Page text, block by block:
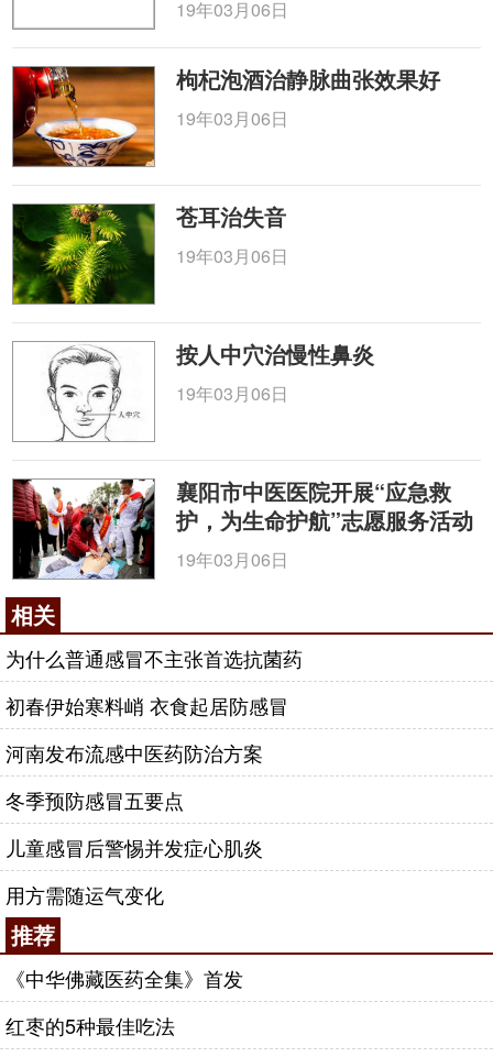
19年03月06日
枸杞泡酒治静脉曲张效果好
19年03月06日
苍耳治失音
19年03月06日
按人中穴治慢性鼻炎
19年03月06日
襄阳市中医医院开展“应急救
护，为生命护航”志愿服务活动
19年03月06日
相关
为什么普通感冒不主张首选抗菌药
初春伊始寒料峭 衣食起居防感冒
河南发布流感中医药防治方案
冬季预防感冒五要点
儿童感冒后警惕并发症心肌炎
用方需随运气变化
推荐
《中华佛藏医药全集》首发
红枣的5种最佳吃法